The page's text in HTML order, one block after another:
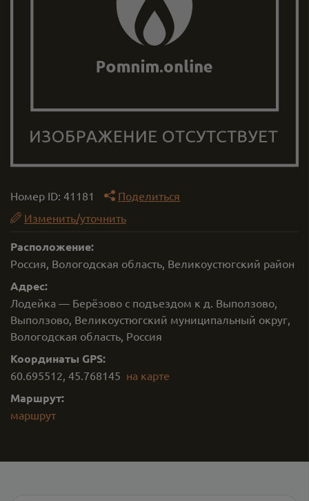
Номер ID: 41181
Поделиться
Изменить/уточнить
Расположение:
Россия, Вологодская область, Великоустюгский район
Адрес:
Лодейка — Берёзово с подъездом к д. Выползово,
Выползово, Великоустюгский муниципальный округ,
Вологодская область, Россия
Координаты GPS:
60.695512, 45.768145 на карте
Маршрут:
маршрут